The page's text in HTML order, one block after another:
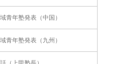
青年塾発表（中国）
青年塾発表（九州）